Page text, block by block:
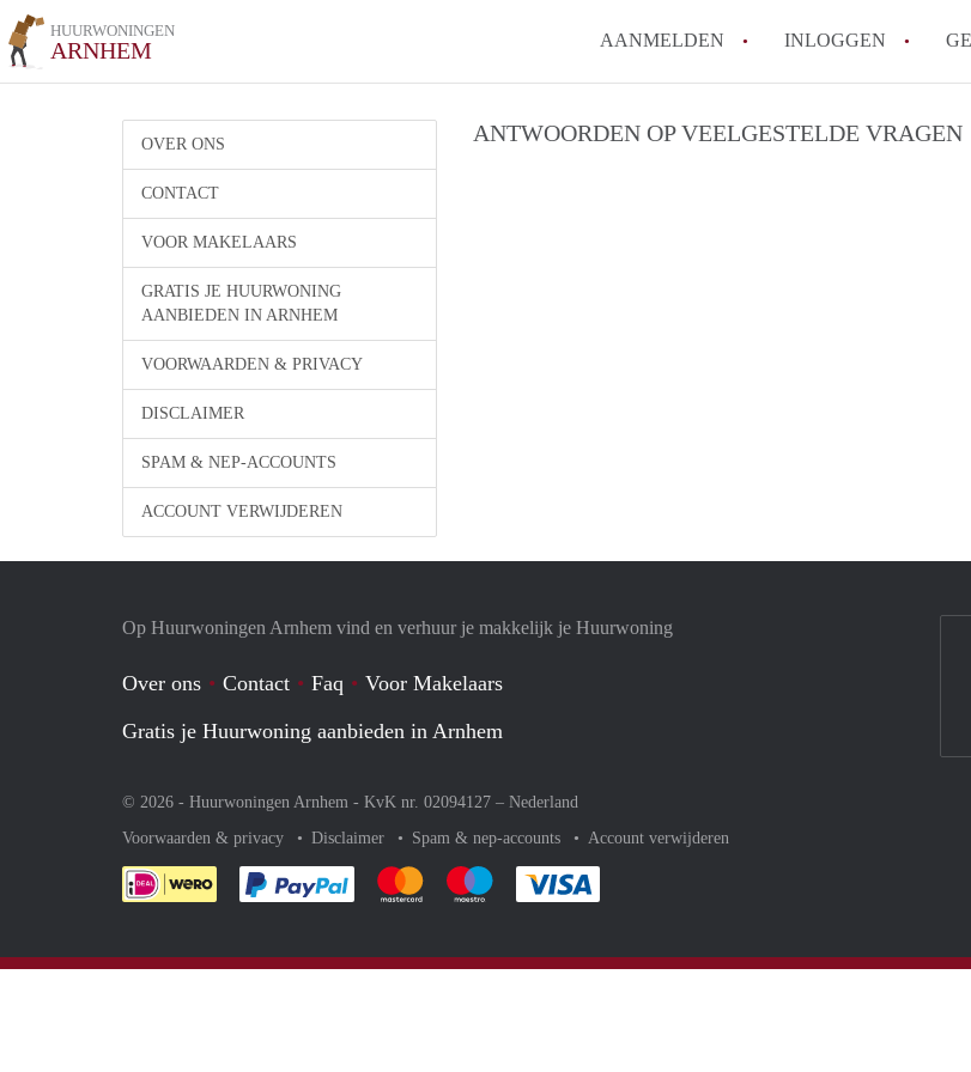
HUURWONINGEN
ARNHEM AANMELDEN INLOGGEN
OVER ONS
CONTACT
VOOR MAKELAARS
GRATIS JE HUURWONING
AANBIEDEN IN ARNHEM
VOORWAARDEN & PRIVACY
DISCLAIMER
SPAM & NEP-ACCOUNTS
ACCOUNT VERWIJDEREN
ANTWOORDEN OP VEELGESTELDE VRAGEN
Op Huurwoningen Arnhem vind en verhuur je makkelijk je Huurwoning
Over ons Contact Faq
Voor Makelaars
Gratis je Huurwoning aanbieden in Arnhem
© 2026 - Huurwoningen Arnhem - KvK nr. 02094127 – Nederland
Voorwaarden & privacy
Disclaimer Spam & nep-accounts Account verwijderen
Je rekent gemakkelijk af met Paypal
Je rekent gemakkelijk af met Mastercard
Je rekent gemakkelijk af met Meastro